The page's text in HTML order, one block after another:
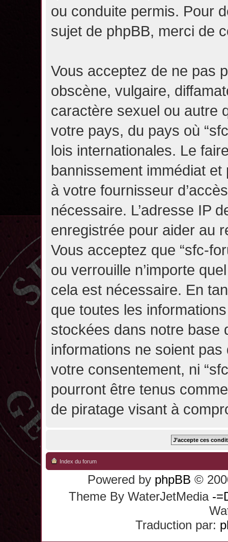
ou conduite permis. Pour
sujet de phpBB, merci de
Vous acceptez de ne pas
obscène, vulgaire,
caractère sexuel ou autre
votre pays, du pays où
lois internationales. Le
bannissement immédiat
à votre fournisseur
nécessaire. L’adresse IP
enregistrée pour aider au
Vous acceptez que “sfc-
ou verrouille n’importe
cela est nécessaire. En
que toutes les
stockées dans notre base
informations ne soient
votre consentement, ni
pourront être tenus
de piratage visant à
Index du forum
Powered by phpBB ©
Theme By WaterJetMedia -
Traduction par: